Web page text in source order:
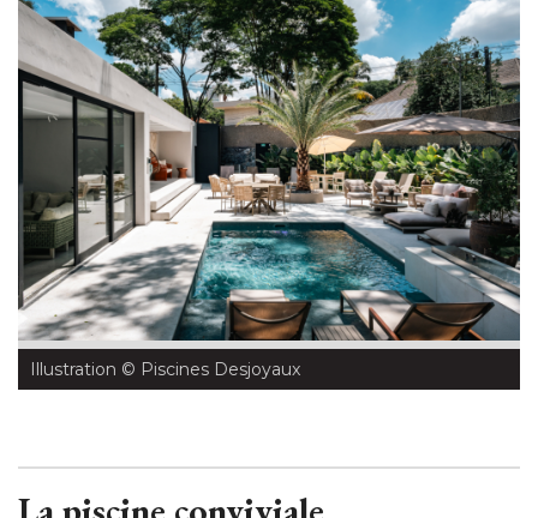
Illustration © Piscines Desjoyaux